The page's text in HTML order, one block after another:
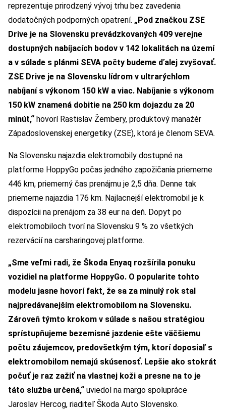
reprezentuje prirodzený vývoj trhu bez zavedenia
dodatočných podporných opatrení. „Pod značkou ZSE
Drive je na Slovensku prevádzkovaných 409 verejne
dostupných nabíjacích bodov v 142 lokalitách na území
a v súlade s plánmi SEVA počty budeme ďalej zvyšovať.
ZSE Drive je na Slovensku lídrom v ultrarýchlom
nabíjaní s výkonom 150 kW a viac. Nabíjanie s výkonom
150 kW znamená dobitie na 250 km dojazdu za 20
minút,“ hovorí Rastislav Žembery, produktový manažér
Západoslovenskej energetiky (ZSE), ktorá je členom SEVA.
Na Slovensku najazdia elektromobily dostupné na
platforme HoppyGo počas jedného zapožičania priemerne
446 km, priemerný čas prenájmu je 2,5 dňa. Denne tak
priemerne najazdia 176 km. Najlacnejší elektromobil je k
dispozícii na prenájom za 38 eur na deň. Dopyt po
elektromobiloch tvorí na Slovensku 9 % zo všetkých
rezervácií na carsharingovej platforme.
„Sme veľmi radi, že Škoda Enyaq rozšírila ponuku
vozidiel na platforme HoppyGo. O popularite tohto
modelu jasne hovorí fakt, že sa za minulý rok stal
najpredávanejším elektromobilom na Slovensku.
Zároveň týmto krokom v súlade s našou stratégiou
sprístupňujeme bezemisné jazdenie ešte väčšiemu
počtu záujemcov, predovšetkým tým, ktorí doposiaľ s
elektromobilom nemajú skúsenosť. Lepšie ako stokrát
počuť je raz zažiť na vlastnej koži a presne na to je
táto služba určená,“ uviedol na margo spolupráce
Jaroslav Hercog, riaditeľ Škoda Auto Slovensko.